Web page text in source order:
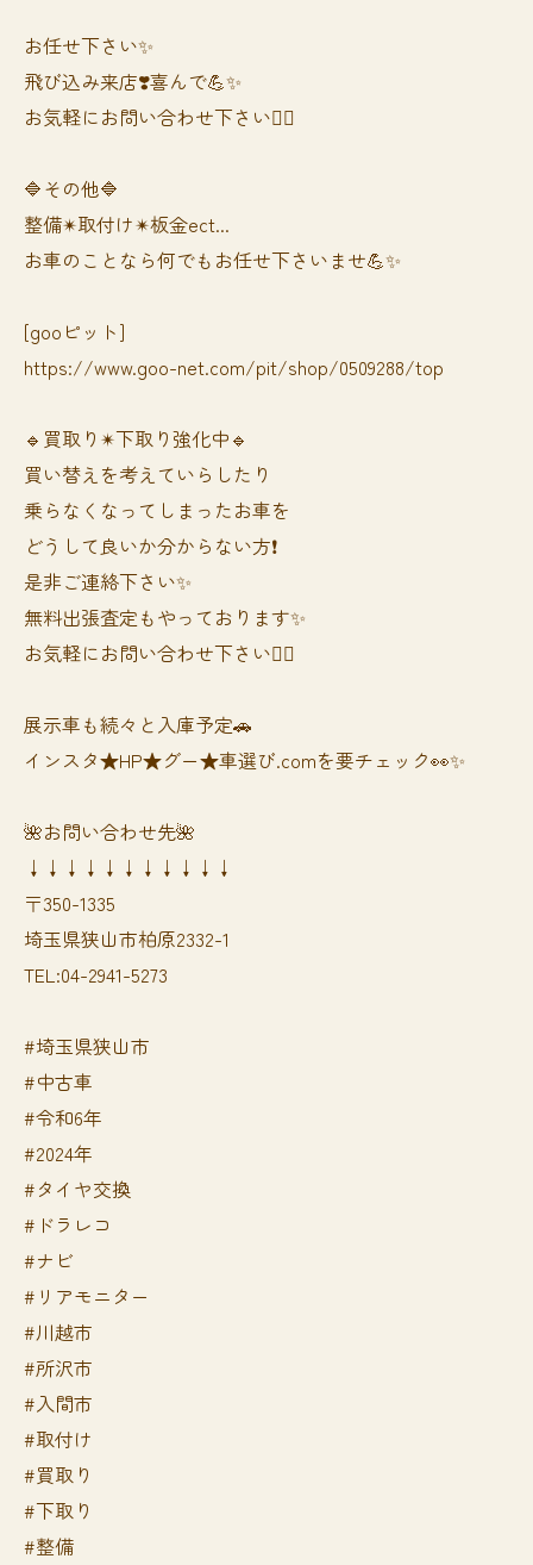
お任せ下さい✨
飛び込み来店❣️喜んで💪✨
お気軽にお問い合わせ下さい🙆‍♀️
🔷その他🔷
整備✴︎取付け✴︎板金ect...
お車のことなら何でもお任せ下さいませ💪✨
[gooピット]
https://www.goo-net.com/pit/shop/0509288/top
🔹買取り✴︎下取り強化中🔹
買い替えを考えていらしたり
乗らなくなってしまったお車を
どうして良いか分からない方❗️
是非ご連絡下さい✨
無料出張査定もやっております✨
お気軽にお問い合わせ下さい🙆‍♀️
展示車も続々と入庫予定🚗
インスタ★HP★グー★車選び.comを要チェック👀✨
🌺お問い合わせ先🌺
↓↓↓↓↓↓↓↓↓↓↓
〒350-1335
埼玉県狭山市柏原2332-1
TEL:04-2941-5273
#埼玉県狭山市
#中古車
#令和6年
#2024年
#タイヤ交換
#ドラレコ
#ナビ
#リアモニター
#川越市
#所沢市
#入間市
#取付け
#買取り
#下取り
#整備